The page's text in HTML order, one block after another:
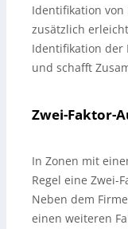
Identifikation
zusätzlich
Identifikation
und schafft
Zwei-Faktor-
In Zonen mit
Regel eine Zwei-
Neben dem
einen weiteren